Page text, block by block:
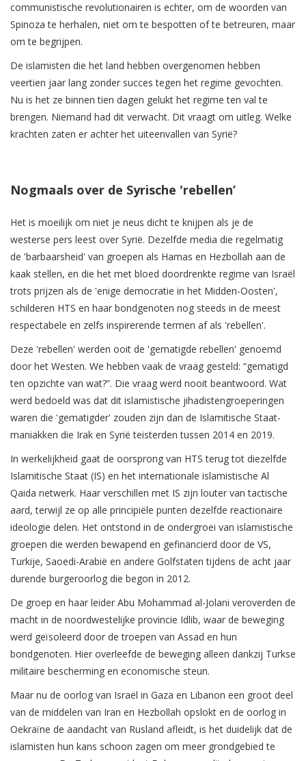
communistische revolutionairen is echter, om de woorden van
Spinoza te herhalen, niet om te bespotten of te betreuren, maar
om te begrijpen.
De islamisten die het land hebben overgenomen hebben
veertien jaar lang zonder succes tegen het regime gevochten.
Nu is het ze binnen tien dagen gelukt het regime ten val te
brengen. Niemand had dit verwacht. Dit vraagt om uitleg. Welke
krachten zaten er achter het uiteenvallen van Syrië?
Nogmaals over de Syrische 'rebellen’
Het is moeilijk om niet je neus dicht te knijpen als je de
westerse pers leest over Syrië. Dezelfde media die regelmatig
de 'barbaarsheid' van groepen als Hamas en Hezbollah aan de
kaak stellen, en die het met bloed doordrenkte regime van Israël
trots prijzen als de 'enige democratie in het Midden-Oosten',
schilderen HTS en haar bondgenoten nog steeds in de meest
respectabele en zelfs inspirerende termen af als 'rebellen'.
Deze 'rebellen' werden ooit de 'gematigde rebellen' genoemd
door het Westen. We hebben vaak de vraag gesteld: “gematigd
ten opzichte van wat?”. Die vraag werd nooit beantwoord. Wat
werd bedoeld was dat dit islamistische jihadistengroeperingen
waren die 'gematigder' zouden zijn dan de Islamitische Staat-
maniakken die Irak en Syrië teisterden tussen 2014 en 2019.
In werkelijkheid gaat de oorsprong van HTS terug tot diezelfde
Islamitische Staat (IS) en het internationale islamistische Al
Qaida netwerk. Haar verschillen met IS zijn louter van tactische
aard, terwijl ze op alle principiële punten dezelfde reactionaire
ideologie delen. Het ontstond in de ondergroei van islamistische
groepen die werden bewapend en gefinancierd door de VS,
Turkije, Saoedi-Arabië en andere Golfstaten tijdens de acht jaar
durende burgeroorlog die begon in 2012.
De groep en haar leider Abu Mohammad al-Jolani veroverden de
macht in de noordwestelijke provincie Idlib, waar de beweging
werd geïsoleerd door de troepen van Assad en hun
bondgenoten. Hier overleefde de beweging alleen dankzij Turkse
militaire bescherming en economische steun.
Maar nu de oorlog van Israël in Gaza en Libanon een groot deel
van de middelen van Iran en Hezbollah opslokt en de oorlog in
Oekraïne de aandacht van Rusland afleidt, is het duidelijk dat de
islamisten hun kans schoon zagen om meer grondgebied te